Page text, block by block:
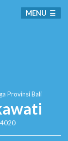
Provinsi Bali
MENU